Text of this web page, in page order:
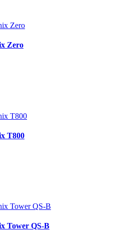
Zero
T800
Tower QS-B